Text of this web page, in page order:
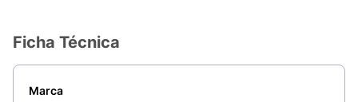
Energia Natural:
estímulo suave e natural para o seu dia.
Praticidade:
Ficha Técnica
Marca